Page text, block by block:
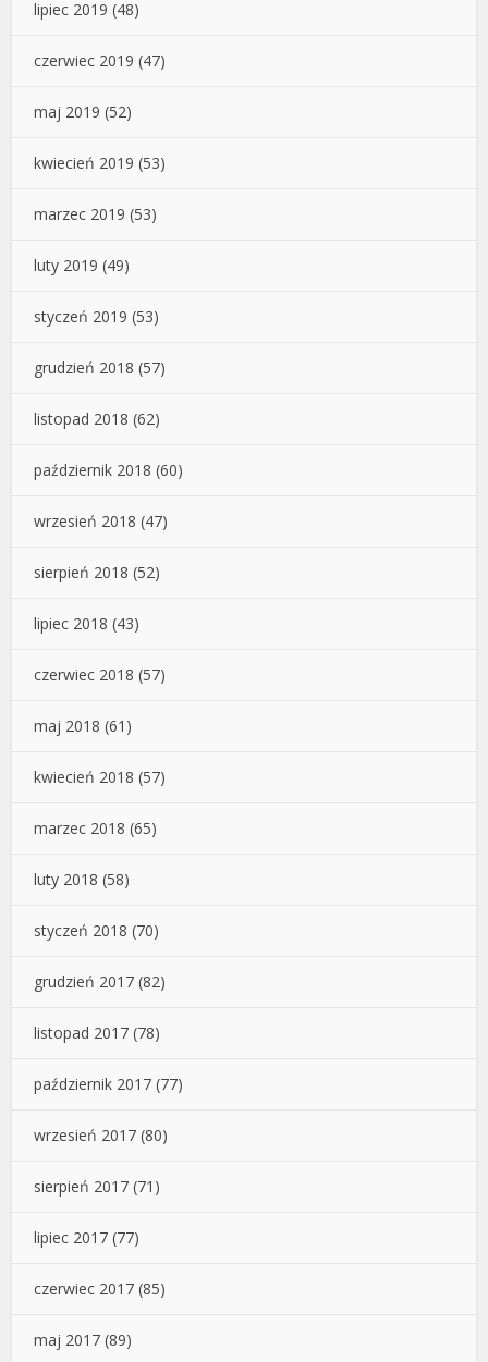
lipiec 2019 (48)
czerwiec 2019 (47)
maj 2019 (52)
kwiecień 2019 (53)
marzec 2019 (53)
luty 2019 (49)
styczeń 2019 (53)
grudzień 2018 (57)
listopad 2018 (62)
październik 2018 (60)
wrzesień 2018 (47)
sierpień 2018 (52)
lipiec 2018 (43)
czerwiec 2018 (57)
maj 2018 (61)
kwiecień 2018 (57)
marzec 2018 (65)
luty 2018 (58)
styczeń 2018 (70)
grudzień 2017 (82)
listopad 2017 (78)
październik 2017 (77)
wrzesień 2017 (80)
sierpień 2017 (71)
lipiec 2017 (77)
czerwiec 2017 (85)
maj 2017 (89)